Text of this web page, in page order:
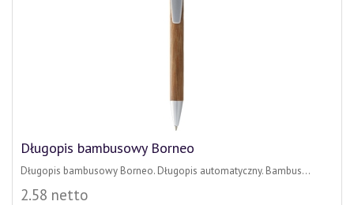
Długopis bambusowy Borneo
Długopis bambusowy Borneo. Długopis automatyczny. Bambus...
2.58 netto